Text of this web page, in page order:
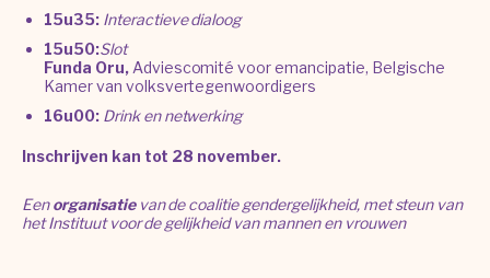
15u35: Interactieve dialoog
15u50:Slot
Funda Oru,Adviescomité voor emancipatie, Belgische
Kamer van volksvertegenwoordigers
16u00: Drink en netwerking
Inschrijven kan tot 28 november.
Eenorganisatievan de coalitie gendergelijkheid, met steun van
het Instituut voor de gelijkheid van mannen en vrouwen